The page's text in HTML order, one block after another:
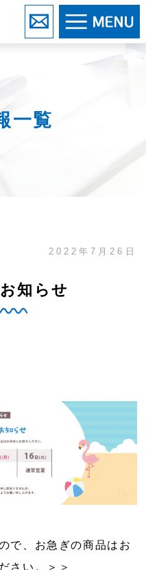
お問い合わせ
一覧
2022年7月26日
知らせ
で、お急ぎの商品はお
さい。＞＞